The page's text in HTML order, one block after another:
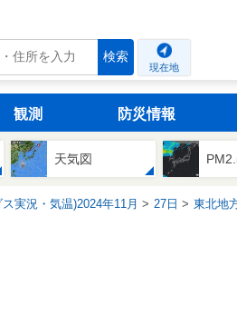
検索
現在地
観測 防災情報
天気図
実況・気温)2024年11月 27日 東北地